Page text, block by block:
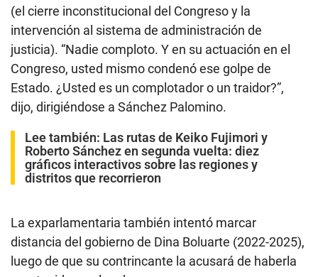
(el cierre inconstitucional del Congreso y la
intervención al sistema de administración de
justicia). “Nadie comploto. Y en su actuación en el
Congreso, usted mismo condenó ese golpe de
Estado. ¿Usted es un complotador o un traidor?”,
dijo, dirigiéndose a Sánchez Palomino.
Lee también: Las rutas de Keiko Fujimori y
Roberto Sánchez en segunda vuelta: diez
gráficos interactivos sobre las regiones y
distritos que recorrieron
La exparlamentaria también intentó marcar
distancia del gobierno de Dina Boluarte (2022-2025),
luego de que su contrincante la acusará de haberla